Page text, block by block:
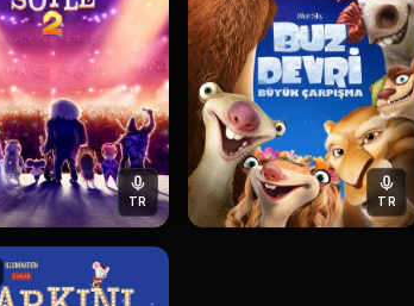
TR TR